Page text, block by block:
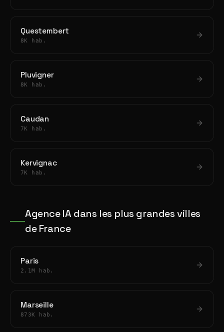
Questembert
8K hab.
Pluvigner
8K hab.
Caudan
7K hab.
Kervignac
7K hab.
Agence IA dans les plus grandes villes
de France
Paris
2.1M hab.
Marseille
873K hab.